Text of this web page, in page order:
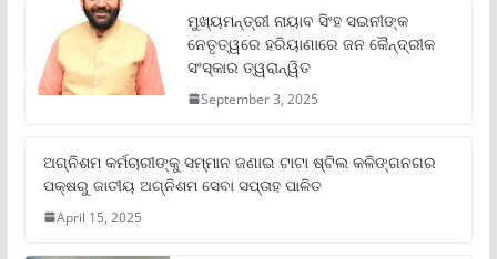
ମୁଖ୍ୟମନ୍ତ୍ରୀ ନାୟାବ ସିଂହ ସଇନୀଙ୍କ
ନେତୃତ୍ୱରେ ହରିୟାଣାରେ ଜନ କୈନ୍ଦ୍ରୀକ
ସଂସ୍କାର ତ୍ୱରାନ୍ୱିତ
September 3, 2025
ଅଗ୍ନିଶମ କର୍ମଚାରୀଙ୍କୁ ସମ୍ମାନ ଜଣାଇ ଟାଟା ଷ୍ଟିଲ କଳିଙ୍ଗନଗର
ପକ୍ଷରୁ ଜାତୀୟ ଅଗ୍ନିଶମ ସେବା ସପ୍ତାହ ପାଳିତ
April 15, 2025